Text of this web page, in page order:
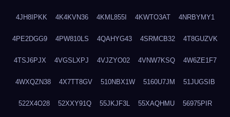
4JH8IPKK 4K4KVN36 4KML855I 4KWTO3AT 4NRBYMY1
4PE2DGG9 4PW810LS 4QAHYG43 4SRMCB32 4T8GUZVK
4TSJ6PJX 4VGSLXPJ 4VJZYO02 4VNW7KSQ 4W6ZE1F7
4WXQZN38 4X7TT8GV 510NBX1W 5160U7JM 51JUGSIB
522X4O28 52XXY91Q 55JKJF3L 55XAQHMU 56975PIR